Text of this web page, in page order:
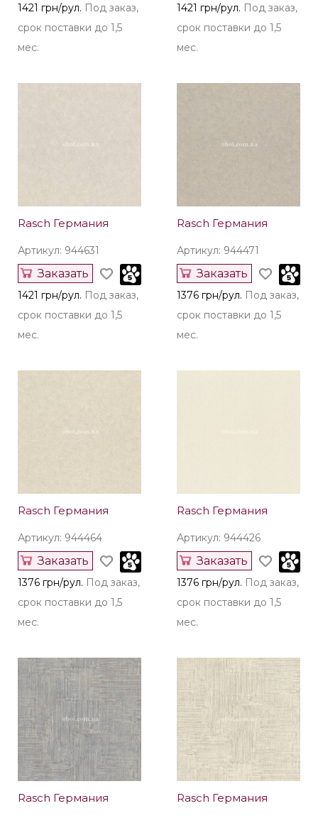
1421 грн/рул. Под заказ,
срок поставки до 1,5
мес.
1421 грн/рул. Под заказ,
срок поставки до 1,5
мес.
Rasch Германия
Артикул: 944631
Заказать
1421 грн/рул. Под заказ,
срок поставки до 1,5
мес.
Rasch Германия
Артикул: 944471
Заказать
1376 грн/рул. Под заказ,
срок поставки до 1,5
мес.
Rasch Германия
Артикул: 944464
Заказать
1376 грн/рул. Под заказ,
срок поставки до 1,5
мес.
Rasch Германия
Артикул: 944426
Заказать
1376 грн/рул. Под заказ,
срок поставки до 1,5
мес.
Rasch Германия Rasch Германия